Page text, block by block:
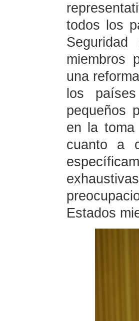
todos los
miembros
una
los
pequeños
en la toma
cuanto a
Estados